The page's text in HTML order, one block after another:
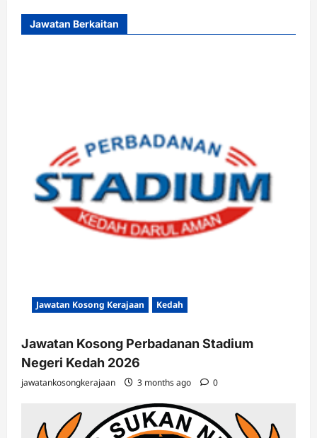
Jawatan Berkaitan
Jawatan Kosong Kerajaan Kedah
Jawatan Kosong Perbadanan Stadium
Negeri Kedah 2026
jawatankosongkerajaan 3 months ago 0